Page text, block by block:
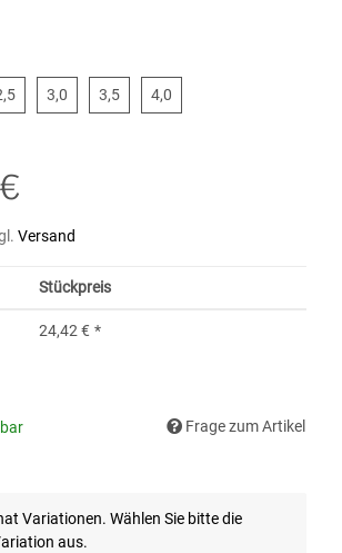
2,5 3,0 3,53,5 4,0
Versand
Stückpreis
24,42 € *
Frage zum Artikel
Variationen. Wählen Sie bitte die
aus.